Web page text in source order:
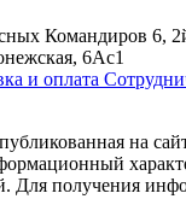
Командиров 6,
6Ас1
и оплата
на
Для получения